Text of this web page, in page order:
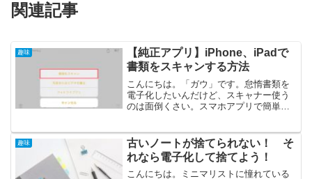
関連記事
趣味
【純正アプリ】iPhone、iPadで
書類をスキャンする方法
こんにちは。「ガウ」です。怠惰書類を
電子化したいんだけど、スキャナー使う
のは面倒くさい。スマホアプリで簡単に
ことができます。スキャナーを使うより
も早く書類を取...
趣味
古いノートが捨てられない！ そ
れなら電子化して捨てよう！
こんにちは。ミニマリストに憧れている